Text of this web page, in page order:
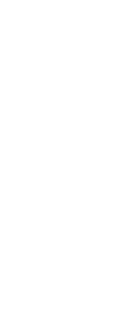
końcowy)